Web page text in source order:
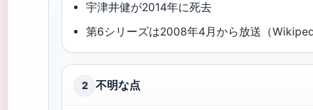
宇津井健が2014年に死去
第6シリーズは2008年4月から放送（
2 不明な点